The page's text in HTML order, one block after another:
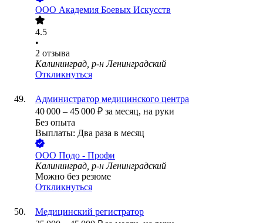
ООО Академия Боевых Искусств
4.5
•
2 отзыва
Калининград, р-н Ленинградский
Откликнуться
Администратор медицинского центра
40 000 – 45 000 ₽ за месяц, на руки
Без опыта
Выплаты: Два раза в месяц
ООО Подо - Профи
Калининград, р-н Ленинградский
Можно без резюме
Откликнуться
Медицинский регистратор